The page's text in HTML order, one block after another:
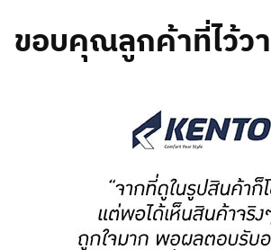
ขอบคุณลูกค้าที่ไว้ว